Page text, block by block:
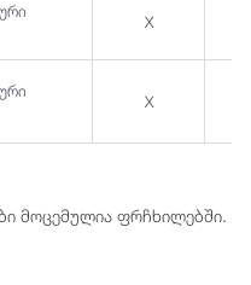
X
X
მოცემულია ფრჩხილებში.